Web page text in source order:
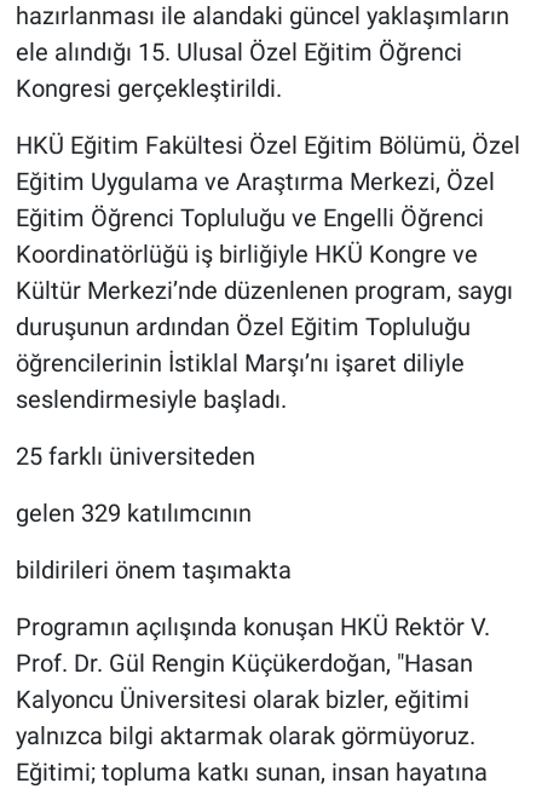
hazırlanması ile alandaki güncel yaklaşımların
ele alındığı 15. Ulusal Özel Eğitim Öğrenci
Kongresi gerçekleştirildi.
HKÜ Eğitim Fakültesi Özel Eğitim Bölümü, Özel
Eğitim Uygulama ve Araştırma Merkezi, Özel
Eğitim Öğrenci Topluluğu ve Engelli Öğrenci
Koordinatörlüğü iş birliğiyle HKÜ Kongre ve
Kültür Merkezi’nde düzenlenen program, saygı
duruşunun ardından Özel Eğitim Topluluğu
öğrencilerinin İstiklal Marşı’nı işaret diliyle
seslendirmesiyle başladı.
25 farklı üniversiteden
gelen 329 katılımcının
bildirileri önem taşımakta
Programın açılışında konuşan HKÜ Rektör V.
Prof. Dr. Gül Rengin Küçükerdoğan, "Hasan
Kalyoncu Üniversitesi olarak bizler, eğitimi
yalnızca bilgi aktarmak olarak görmüyoruz.
Eğitimi; topluma katkı sunan, insan hayatına